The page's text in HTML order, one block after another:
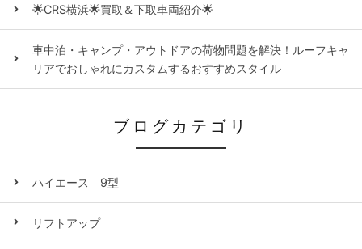
🌟CRS横浜🌟買取＆下取車両紹介🌟
車中泊・キャンプ・アウトドアの荷物問題を解決！ルーフキャ
リアでおしゃれにカスタムするおすすめスタイル
ブログカテゴリ
ハイエース 9型
リフトアップ